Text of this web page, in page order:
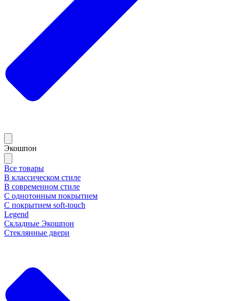
Экошпон
Все товары
В классическом стиле
В современном стиле
С однотонным покрытием
С покрытием soft-touch
Legend
Складные Экошпон
Стеклянные двери